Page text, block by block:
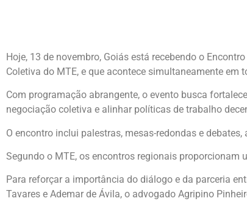
Hoje, 13 de novembro, Goiás está recebendo o
Coletiva do MTE, e que acontece simultaneamente
Com programação abrangente, o evento busca
negociação coletiva e alinhar políticas de trabalho
O encontro inclui palestras, mesas-redondas e
Segundo o MTE, os encontros regionais
Para reforçar a importância do diálogo e da parceria
Tavares e Ademar de Ávila, o advogado Agripino